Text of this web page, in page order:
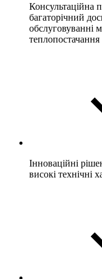
Консультаційна
багаторічний
обслуговуванні
теплопостачання
Інноваційні
високі технічні